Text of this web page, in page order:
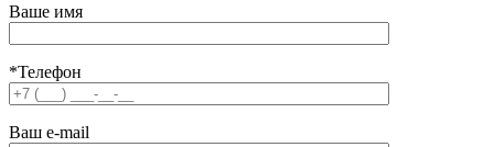
Ваше имя
*Телефон
Ваш e-mail